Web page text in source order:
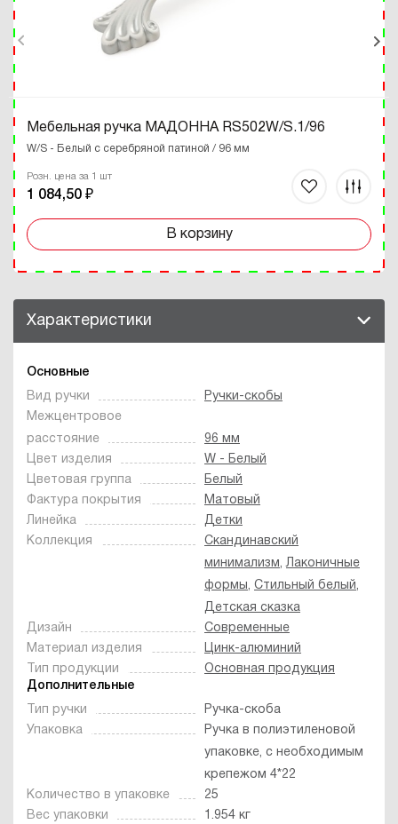
Мебельная ручка МАДОННА RS502W/S.1/96
W/S - Белый с серебряной патиной / 96 мм
Розн. цена за 1 шт
1 084,50 ₽
В корзину
Характеристики
Основные
Вид ручки
Ручки-скобы
Межцентровое
расстояние
96 мм
Цвет изделия
W - Белый
Цветовая группа
Белый
Фактура покрытия
Матовый
Линейка
Детки
Коллекция
Скандинавский
минимализм,Лаконичные
формы, Стильный белый,
Детская сказка
Дизайн
Современные
Материал изделия
Цинк-алюминий
Тип продукции
Основная продукция
Дополнительные
Тип ручки
Ручка-скоба
Упаковка
Ручка в полиэтиленовой
упаковке, с необходимым
крепежом 4*22
Количество в упаковке
25
Вес упаковки
1.954 кг